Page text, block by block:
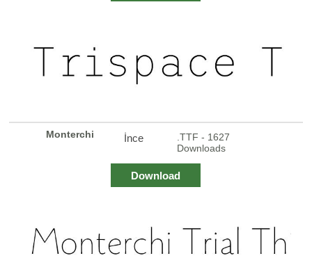
Monterchi İnce
.TTF - 1627
Downloads
Download